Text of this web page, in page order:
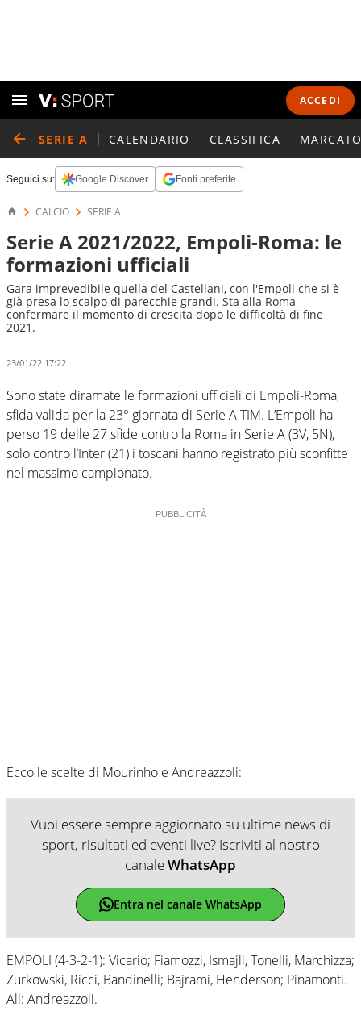
ACCEDI
SERIE A CALENDARIO CLASSIFICA
Seguici su: Google Discover Fonti preferite
CALCIO SERIE A
Serie A 2021/2022, Empoli-Roma: le
formazioni ufficiali
Gara imprevedibile quella del Castellani, con l'Empoli che si è
già presa lo scalpo di parecchie grandi. Sta alla Roma
confermare il momento di crescita dopo le difficoltà di fine
2021.
23/01/22 17:22
Sono state diramate le formazioni ufficiali di Empoli-Roma,
sfida valida per la 23° giornata di Serie A TIM. L’Empoli ha
perso 19 delle 27 sfide contro la Roma in Serie A (3V, 5N),
solo contro l’Inter (21) i toscani hanno registrato più sconfitte
nel massimo campionato.
Ecco le scelte di Mourinho e Andreazzoli:
Vuoi essere sempre aggiornato su ultime news di
sport, risultati ed eventi live? Iscriviti al nostro
canaleWhatsApp
Entra nel canale WhatsApp
EMPOLI (4-3-2-1): Vicario; Fiamozzi, Ismajli, Tonelli, Marchizza;
Zurkowski, Ricci, Bandinelli; Bajrami, Henderson; Pinamonti.
All: Andreazzoli.